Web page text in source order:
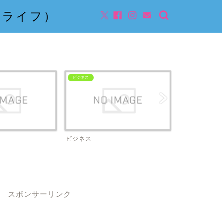
イフ）
ビジネス
ビジネス
スポンサーリンク